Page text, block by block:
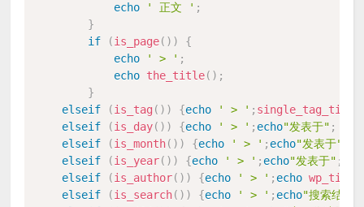
echo
' 正文 ' ;
}
if
(is_page( ) )
{
echo
' > ' ;
echo the_title( ) ;
}
elseif
(is_tag ( ) ) {echo ' > ' ; single_tag_title
elseif
(is_day( ) ) {echo ' > ' ; echo"发表于" ;
elseif
(is_month( ) ) {echo ' > ' ; echo"发表于"
elseif
(is_year( ) ) {echo ' > ' ; echo"发表于" ;
elseif
(is_author( ) ) {echo ' > ' ; echo wp_title
elseif
(is_search( ) ) {echo ' > ' ; echo"搜索结果"